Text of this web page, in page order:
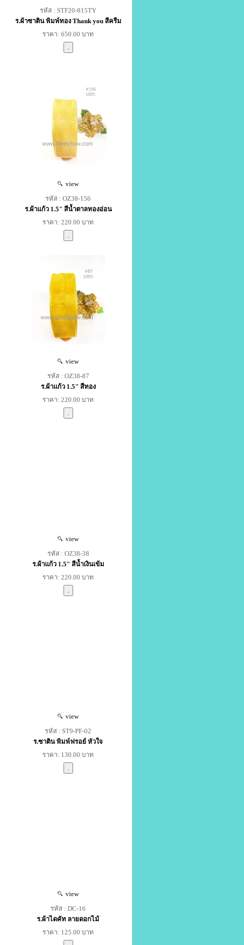
รหัส : STF20-815TY
ร.ผ้าซาติน พิมพ์ทอง Thank you สีครีม
ราคา: 650.00 บาท
view
รหัส : OZ38-156
ร.ผ้าแก้ว 1.5" สีน้ำตาลทองอ่อน
ราคา: 220.00 บาท
view
รหัส : OZ38-87
ร.ผ้าแก้ว 1.5" สีทอง
ราคา: 220.00 บาท
view
รหัส : OZ38-38
ร.ผ้าแก้ว 1.5" สีน้ำเงินเข้ม
ราคา: 220.00 บาท
view
รหัส : ST9-PF-02
ร.ซาติน พิมพ์ฟรอย์ หัวใจ
ราคา: 130.00 บาท
view
รหัส : DC-16
ร.ผ้าไดคัท ลายดอกไม้
ราคา: 125.00 บาท